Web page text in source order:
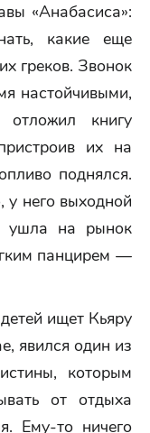
«Анабасиса»:
какие еще
греков. Звонок
настойчивыми,
книгу
их на
поднялся.
у него выходной
ушла на рынок
панцирем —
ищет Кьяру
явился один из
которым
от отдыха
Ему-то ничего